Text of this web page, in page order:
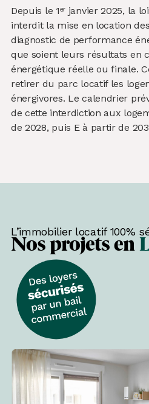
Depuis le 1ᵉʳ janvier 2025, la
interdit la mise en location
diagnostic de performance
que soient leurs résultats en
énergétique réelle ou finale.
retirer du parc locatif les
énergivores. Le calendrier
de cette interdiction aux
de 2028, puis E à partir de
L’immobilier locatif 100%
Nos projets en